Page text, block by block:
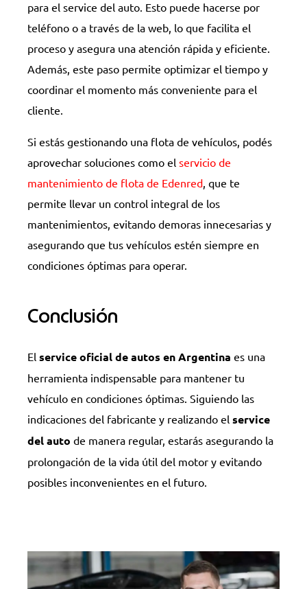
para el service del auto. Esto puede hacerse por
teléfono o a través de la web, lo que facilita el
proceso y asegura una atención rápida y eficiente.
Además, este paso permite optimizar el tiempo y
coordinar el momento más conveniente para el
cliente.
Si estás gestionando una flota de vehículos, podés
aprovechar soluciones como el servicio de
mantenimiento de flota de Edenred, que te
permite llevar un control integral de los
mantenimientos, evitando demoras innecesarias y
asegurando que tus vehículos estén siempre en
condiciones óptimas para operar.
Conclusión
El service oficial de autos en Argentina es una
herramienta indispensable para mantener tu
vehículo en condiciones óptimas. Siguiendo las
indicaciones del fabricante y realizando el service
del auto de manera regular, estarás asegurando la
prolongación de la vida útil del motor y evitando
posibles inconvenientes en el futuro.